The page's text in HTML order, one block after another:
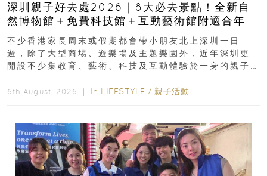
深圳親子好去處2026｜8大必去景點！全新自
然博物館＋免費科技館＋互動藝術館附適合年
齡、交通、門票、開放時間
不少香港家長周末或假期都會帶小朋友北上深圳一日
遊，除了大型商場、遊樂場及主題樂園外，近年深圳更
開設不少集教育、藝術、科技及互動體驗於一身的親子
6th August, 2026 ｜ In LIFESTYLE / 親子活動